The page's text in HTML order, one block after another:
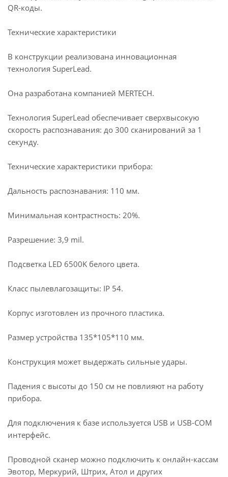
QR-коды.
Технические характеристики
В конструкции реализована инновационная
технология SuperLead.
Она разработана компанией MERTECH.
Технология SuperLead обеспечивает сверхвысокую
скорость распознавания: до 300 сканирований за 1
секунду.
Технические характеристики прибора:
Дальность распознавания: 110 мм.
Минимальная контрастность: 20%.
Разрешение: 3,9 mil.
Подсветка LED 6500K белого цвета.
Класс пылевлагозащиты: IP 54.
Корпус изготовлен из прочного пластика.
Размер устройства 135*105*110 мм.
Конструкция может выдержать сильные удары.
Падения с высоты до 150 см не повлияют на работу
прибора.
Для подключения к базе используется USB и USB-COM
интерфейс.
Проводной сканер можно подключить к онлайн-кассам
Эвотор, Меркурий, Штрих, Атол и других